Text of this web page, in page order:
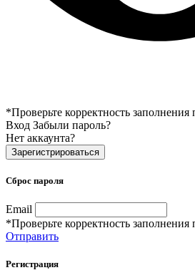
*Проверьте корректность заполнения
Вход Забыли пароль?
Нет аккаунта?
Зарегистрироваться
Сброс пароля
Email
*Проверьте корректность заполнения
Отправить
Регистрация